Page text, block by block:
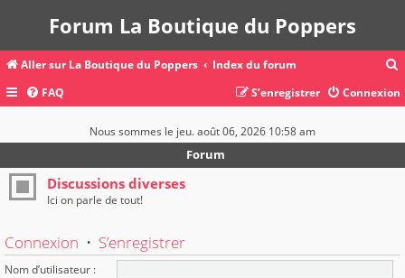
Forum La Boutique du Poppers
Aller sur La Boutique du Poppers Index du forum
c
e
FAQ Connexion
S’enregistrer
Nous sommes le jeu. août 06, 2026 10:58 am
Forum
Discussions diverses
Ici on parle de tout!
Connexion • S’enregistrer
Nom d’utilisateur :